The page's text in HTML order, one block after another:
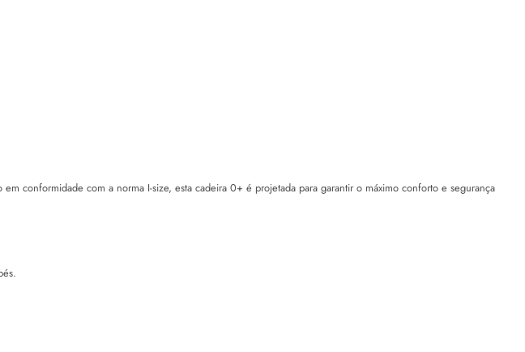
conformidade com a norma I-size, esta cadeira 0+ é projetada para garantir o máximo conforto e segurança